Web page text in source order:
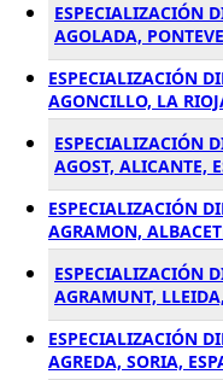
ESPECIALIZACIÓN
AGOLADA,
ESPECIALIZACIÓN
AGONCILLO, LA
ESPECIALIZACIÓN
AGOST, ALICANTE,
ESPECIALIZACIÓN
AGRAMON,
ESPECIALIZACIÓN
AGRAMUNT,
ESPECIALIZACIÓN
AGREDA, SORIA,